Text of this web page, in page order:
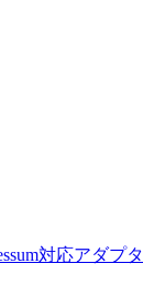
対応アダプタ